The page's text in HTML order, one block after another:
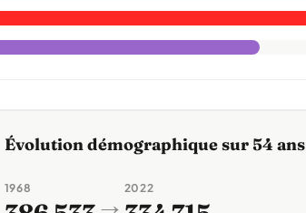
Évolution démographique sur 54 ans
1968 → 2022